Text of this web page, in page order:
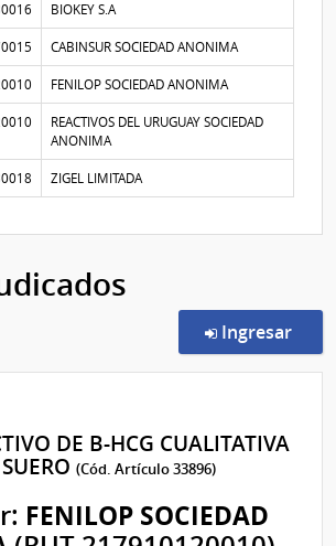
BIOKEY S.A
CABINSUR SOCIEDAD ANONIMA
FENILOP SOCIEDAD ANONIMA
REACTIVOS DEL URUGUAY SOCIEDAD
ANONIMA
ZIGEL LIMITADA
Ingresar
DE B-HCG CUALITATIVA
(Cód. Artículo 33896)
FENILOP SOCIEDAD